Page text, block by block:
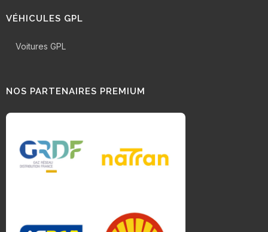
VÉHICULES GPL
Voitures GPL
NOS PARTENAIRES PREMIUM